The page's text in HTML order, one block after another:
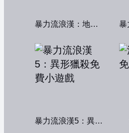
暴力流浪漢：地下秩序
暴力流浪漢5：異形獵殺